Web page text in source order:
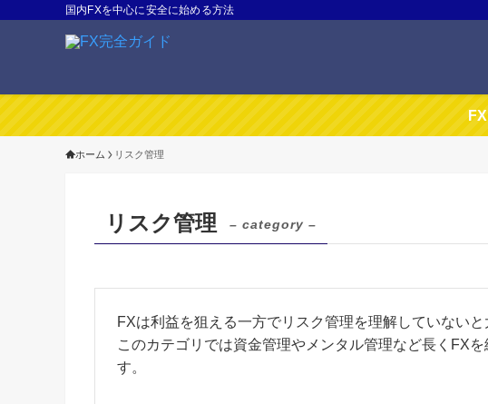
国内FXを中心に安全に始める方法
ホーム リスク管理
リスク管理 – category –
FXは利益を狙える一方でリスク管理を理解していない
このカテゴリでは資金管理やメンタル管理など長くFX
す。